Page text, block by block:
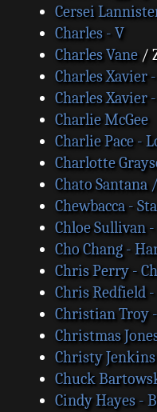
Cersei
Charles - V
Charles Vane/
Charles Xavier
Charles Xavier
Charlie McGee
Charlie Pace -
Charlotte
Chato Santana
Chewbacca -
Chloe Sullivan
Cho Chang -
Chris Perry -
Chris Redfield
Christian Troy
Christmas
Christy
Chuck
Cindy Hayes -